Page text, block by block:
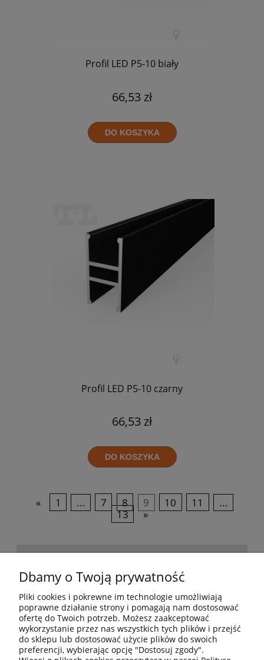
Profil LED P5-10 biały
66,53 zł
DO KOSZYKA
Profil LED P5-10 czarny
66,53 zł
DO KOSZYKA
« 1 ... 7 8 9 10 11
...
13
»
BESTSELLERY
MOJE KONTO
Dbamy o Twoją prywatność
Pliki cookies i pokrewne im technologie umożliwiają
poprawne działanie strony i pomagają nam dostosować
ofertę do Twoich potrzeb. Możesz zaakceptować
wykorzystanie przez nas wszystkich tych plików i przejść
do sklepu lub dostosować użycie plików do swoich
preferencji, wybierając opcję "Dostosuj zgody".